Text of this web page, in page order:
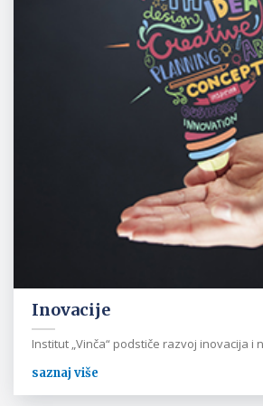
Inovacije
Institut „Vinča“ podstiče razvoj inovacija i
saznaj više